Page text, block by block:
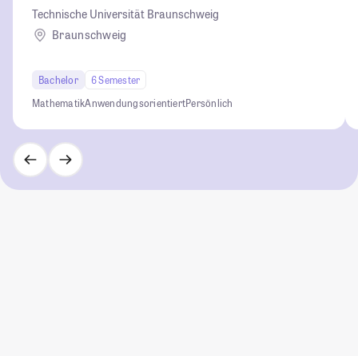
Technische Universität Braunschweig
Braunschweig
Bachelor
6 Semester
MathematikAnwendungsorientiertPersönlich